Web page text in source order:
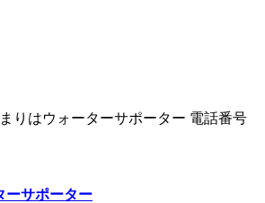
ーサポーター